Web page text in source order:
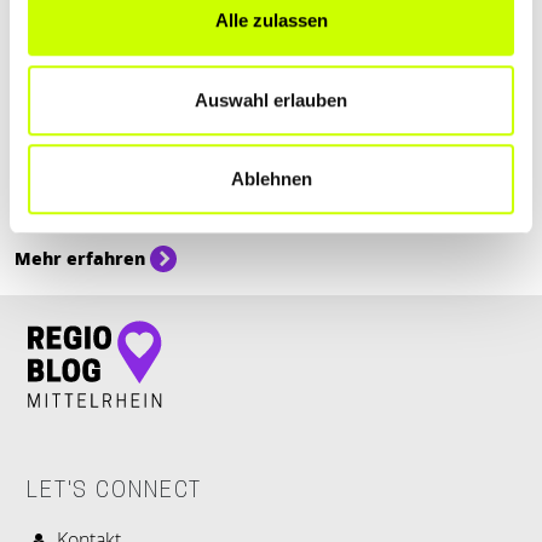
Alle zulassen
Auswahl erlauben
Ablehnen
Ämter & Behörden, Recht & Geld, Bauen & Wohnen, Bildung & Medien, Auto
Der Oktober 2024 bringt in ganz Deutschland einige wichtige
Neuerungen mit sich. Hier sind die aktuellen Änderungen
Mehr erfahren
LET'S CONNECT